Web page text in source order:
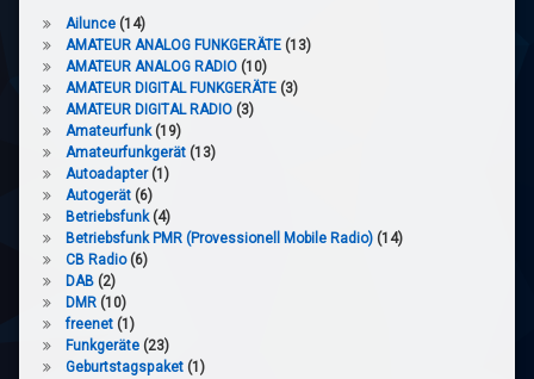
Ailunce (14)
AMATEUR ANALOG FUNKGERÄTE (13)
AMATEUR ANALOG RADIO (10)
AMATEUR DIGITAL FUNKGERÄTE (3)
AMATEUR DIGITAL RADIO (3)
Amateurfunk (19)
Amateurfunkgerät (13)
Autoadapter (1)
Autogerät (6)
Betriebsfunk (4)
Betriebsfunk PMR (Provessionell Mobile Radio) (14)
CB Radio (6)
DAB (2)
DMR (10)
freenet (1)
Funkgeräte (23)
Geburtstagspaket (1)